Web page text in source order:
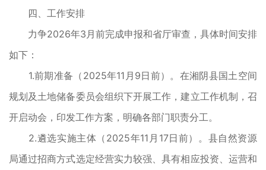
四、工作安排
力争2026年3月前完成申报和省厅审查，具体时间安排
如下：
1.前期准备（2025年11月9日前）。在湘阴县国土空间
规划及土地储备委员会组织下开展工作，建立工作机制，召
开启动会，印发工作方案，明确各部门职责分工。
2.遴选实施主体（2025年11月17日前）。县自然资源
局通过招商方式选定经营实力较强、具有相应投资、运营和